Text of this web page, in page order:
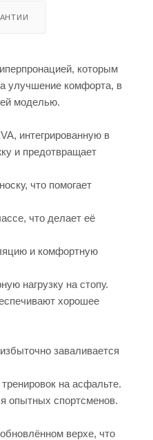
которым
улучшение комфорта, в
моделью.
интегрированную в
и предотвращает
что помогает
что делает её
и комфортную
нагрузку на стопу.
хорошее
заваливается
на асфальте.
опытных спортсменов.
верхе, что